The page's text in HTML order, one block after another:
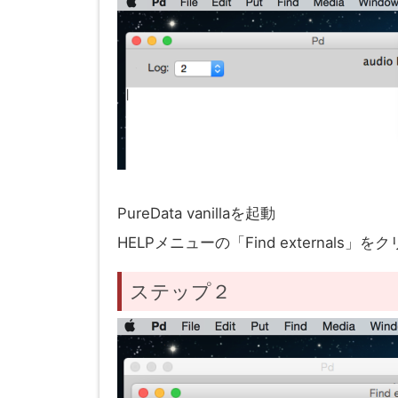
PureData vanillaを起動
HELPメニューの「Find externals」をク
ステップ２